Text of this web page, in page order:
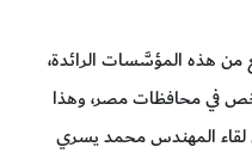
هذه المؤسَّسات الرائدة،
أمية 419 ألف شخص في محافظات مصر، وهذا
لقاء المهندس محمد يسري